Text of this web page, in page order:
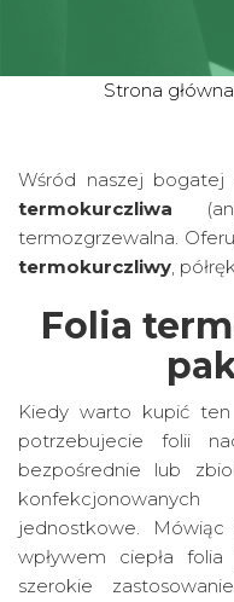
Strona główna
Wśród naszej
termokurczliwa
termozgrzewalna.
termokurczliwy,
Folia
Kiedy warto kupić ten
potrzebujecie folii
bezpośrednie lub
jednostkowe.
wpływem ciepła
szerokie